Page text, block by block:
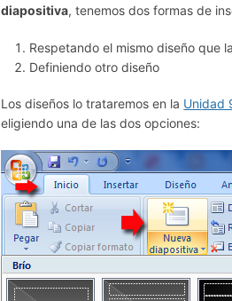
diapositiva, tenemos dos formas de
Respetando el mismo diseño que
Definiendo otro diseño
Los diseños lo trataremos en la Unidad
eligiendo una de las dos opciones: